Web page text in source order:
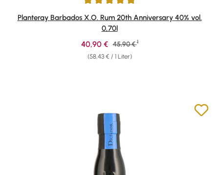
Durchschnittliche Bewertung von 4.91 von 5 Sternen
Planteray Barbados X.O. Rum 20th Anniversary 40% vol.
0,70l
(58,43 € / 1 Liter)
Verkaufspreis:
40,90 € Regulärer Preis:
45,90 € 1